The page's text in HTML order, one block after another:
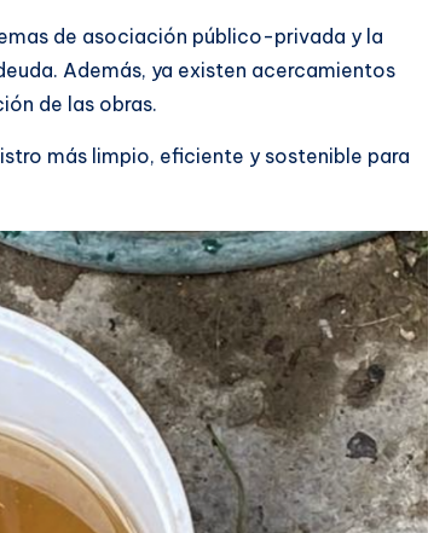
de asociación público-privada y la
Además, ya existen acercamientos
de las obras.
más limpio, eficiente y sostenible para